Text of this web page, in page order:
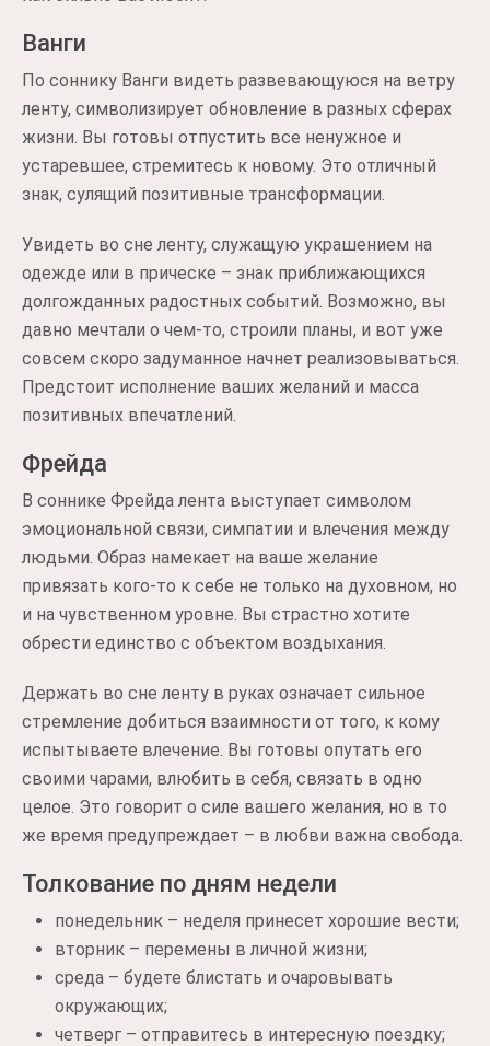
Ванги
По соннику Ванги видеть развевающуюся на ветру
ленту, символизирует обновление в разных сферах
жизни. Вы готовы отпустить все ненужное и
устаревшее, стремитесь к новому. Это отличный
знак, сулящий позитивные трансформации.
Увидеть во сне ленту, служащую украшением на
одежде или в прическе – знак приближающихся
долгожданных радостных событий. Возможно, вы
давно мечтали о чем-то, строили планы, и вот уже
совсем скоро задуманное начнет реализовываться.
Предстоит исполнение ваших желаний и масса
позитивных впечатлений.
Фрейда
В соннике Фрейда лента выступает символом
эмоциональной связи, симпатии и влечения между
людьми. Образ намекает на ваше желание
привязать кого-то к себе не только на духовном, но
и на чувственном уровне. Вы страстно хотите
обрести единство с объектом воздыхания.
Держать во сне ленту в руках означает сильное
стремление добиться взаимности от того, к кому
испытываете влечение. Вы готовы опутать его
своими чарами, влюбить в себя, связать в одно
целое. Это говорит о силе вашего желания, но в то
же время предупреждает – в любви важна свобода.
Толкование по дням недели
понедельник – неделя принесет хорошие вести;
вторник – перемены в личной жизни;
среда – будете блистать и очаровывать
окружающих;
четверг – отправитесь в интересную поездку;